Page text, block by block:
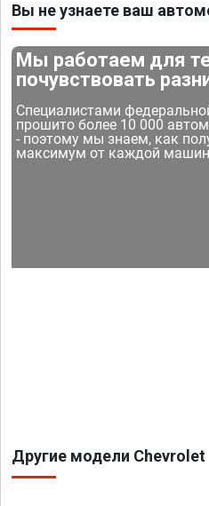
Вы не узнаете ваш
Мы работаем для
почувствовать
Специалистами
прошито более 10 000
- поэтому мы знаем, как
максимум от каждой
Другие модели Chevrolet